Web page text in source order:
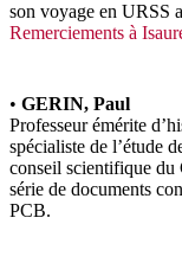
son voyage en URSS
Remerciements à
• GERIN, Paul
Professeur émérite
spécialiste de l’étude
conseil scientifique
série de documents
PCB.